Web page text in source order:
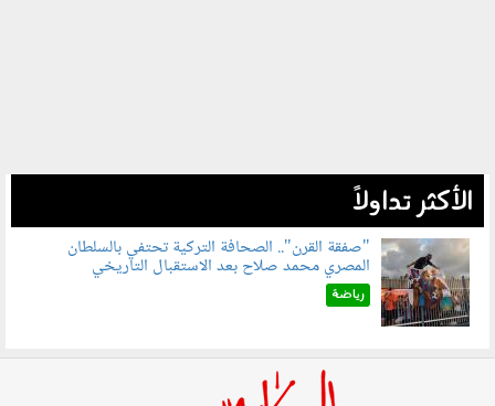
الأكثر تداولاً
070801.jpg
"صفقة القرن".. الصحافة التركية تحتفي بالسلطان
المصري محمد صلاح بعد الاستقبال التاريخي
رياضة